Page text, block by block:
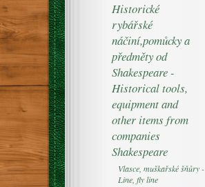
Historické
rybářské
náčiní,pomůcky a
předměty od
Shakespeare -
Historical tools,
equipment and
other items from
companies
Shakespeare
Vlasce, muškařské šňůry -
Line, fly line